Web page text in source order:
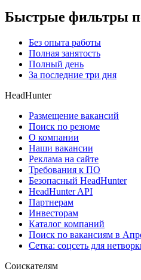
Быстрые фильтры
Без опыта работы
Полная занятость
Полный день
За последние три дня
HeadHunter
Размещение вакансий
Поиск по резюме
О компании
Наши вакансии
Реклама на сайте
Требования к ПО
Безопасный HeadHunter
HeadHunter API
Партнерам
Инвесторам
Каталог компаний
Поиск по вакансиям в
Сетка: соцсеть для
Соискателям